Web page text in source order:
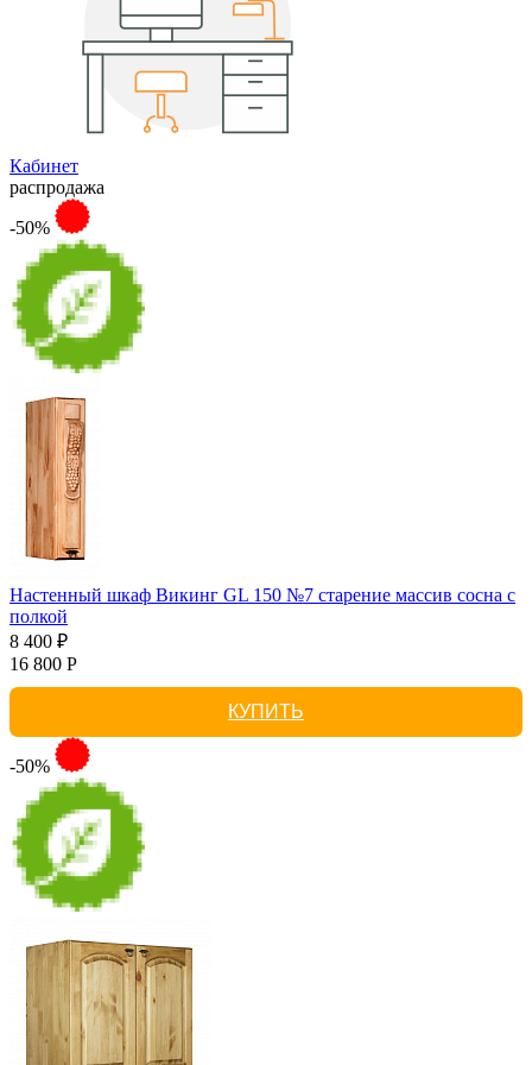
Кабинет
распродажа
-50%
Настенный шкаф Викинг GL 150 №7 старение массив сосна с
полкой
8 400 ₽
16 800 Р
КУПИТЬ
-50%